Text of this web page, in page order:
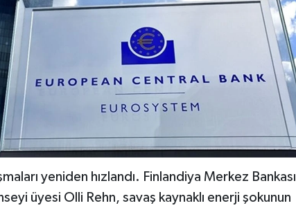
yeniden hızlandı. Finlandiya Merkez Bankası
üyesi Olli Rehn, savaş kaynaklı enerji şokunun